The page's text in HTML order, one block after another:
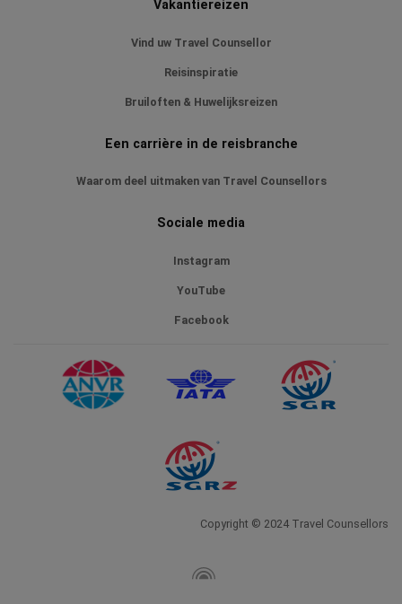
Vakantiereizen
Vind uw Travel Counsellor
Reisinspiratie
Bruiloften & Huwelijksreizen
Een carrière in de reisbranche
Waarom deel uitmaken van Travel Counsellors
Sociale media
Instagram
YouTube
Facebook
Copyright © 2024 Travel Counsellors